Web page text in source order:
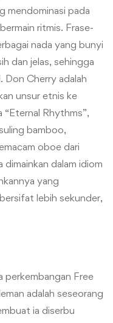
mendominasi pada
ritmis. Frase-
nada yang bunyi
dan jelas, sehingga
Don Cherry adalah
unsur etnis ke
“Eternal Rhythms”,
bamboo,
oboe dari
dalam idiom
yang
lebih sekunder,
perkembangan Free
adalah seseorang
ia diserbu